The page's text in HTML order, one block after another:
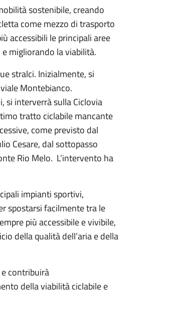
sostenibile, creando
come mezzo di trasporto
accessibili le principali aree
migliorando la viabilità.
stralci. Inizialmente, si
Montebianco.
si interverrà sulla Ciclovia
tratto ciclabile mancante
come previsto dal
Cesare, dal sottopasso
Rio Melo. L’intervento ha
impianti sportivi,
spostarsi facilmente tra le
più accessibile e vivibile,
della qualità dell’aria e della
contribuirà
della viabilità ciclabile e